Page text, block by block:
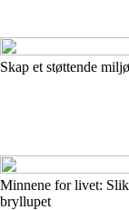
Skap et støttende
Minnene for livet:
bryllupet